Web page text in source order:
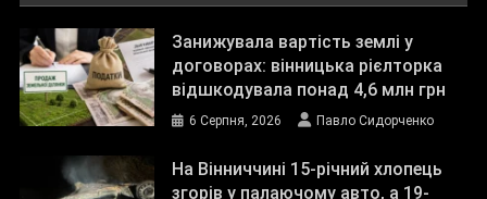
Занижувала вартість землі у
договорах: вінницька рієлторка
відшкодувала понад 4,6 млн грн
6 Серпня, 2026 Павло Сидорченко
На Вінниччині 15-річний хлопець
згорів у палаючому авто, а 19-